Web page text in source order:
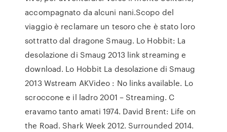
accompagnato da alcuni nani.Scopo del
viaggio è reclamare un tesoro che è stato loro
sottratto dal dragone Smaug. Lo Hobbit: La
desolazione di Smaug 2013 link streaming e
download. Lo Hobbit La desolazione di Smaug
2013 Wstream AKVideo : No links available. Lo
scroccone e il ladro 2001 – Streaming. C
eravamo tanto amati 1974. David Brent: Life on
the Road. Shark Week 2012. Surrounded 2014.